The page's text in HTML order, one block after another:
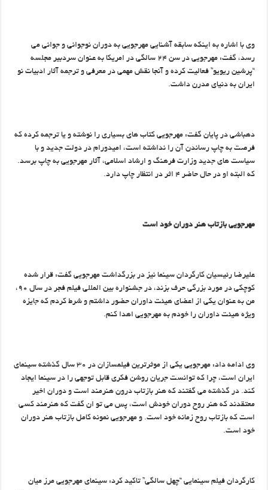
وی با اشاره به اینکه سابقه آشنایی مهرجویی به دوران نوجوانی و جوانی می
رسد، گفت: مهرجویی در سن ۲۴ سالگی در امریکا به عنوان سردبیر مجلسه
“پرشین ریویو” فعالیت کرده و آنجا نقش مهمی در معرفی و ترجمه آثار ادبیات نو
ایران به دنیای مدرن داشت.
دهباشی در پایان گفت: مهرجویی کتاب های بسیاری را نوشته و یا ترجمه کرده که
فرصت به چاپ رساندن آن را نداشته است، امیدورام در دولت جدید و با
سیاست های جدید وزارت فرهنگ و ارشاد اسلامی، آثار مهرجویی به چاپ برسد.
که البته او در حال حاضر ۴ اثر در انتظار چاپ دارد.
مهرجویی بازتاب هنر دوران خود است
علیرضا رئیسیان کارگردان سینما نیز در بزرگداشت مهرجویی گفت: قرار شده
کوچکی در مورد بزرگی حرف بزند، در جشنواره بین المللی فیلم فجر در سال ۹۰،
من به عنوان یکی از اعضای هیئت داوران حضور داشتم و شرط کردم که جایزه
ویژه هیئت داوران را خودم به مهرجویی اهدا کنم.
وی ادامه داد: مهرجویی یکی از موثرترین فیلمسازان در ۳۰ سال گذشته سینمای
ایران است، چرا که توانست جریان روشن فکری قابل توجهی را در سینما ایجاد
کند. در گذشته می گفتند که هنر بازتاب درون هنرمند است و دوران اخیر
معتقدند که هنر روح دوران خودش است، پس می تو ان گفت که هنرمند کسی
است که بازتاب روح زمانه خود است. و مهرجویی نمونه کامل بازتاب هنر دوران
خود است.
کارگردان فیلم سینمایی “چهل سالگی” تاکید کرد: سینمای مهرجویی مرز میان